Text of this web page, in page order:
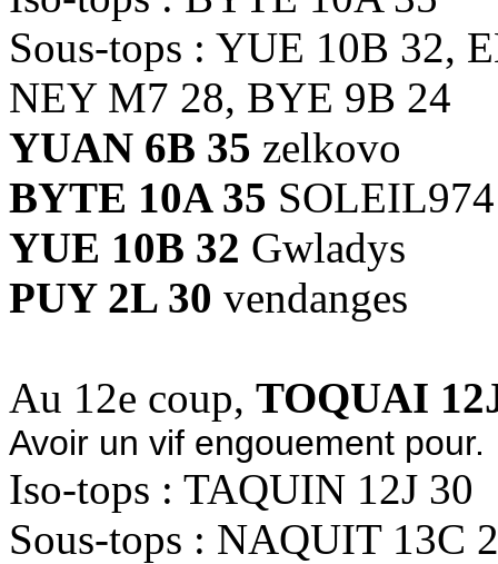
Sous-tops : YUE 10B 32,
NEY M7 28, BYE 9B 24
YUAN 6B 35 zelkovo
BYTE 10A 35 SOLEIL974
YUE 10B 32 Gwladys
PUY 2L 30 vendanges
Au 12e coup, TOQUAI
Avoir un vif engouement pour.
Iso-tops : TAQUIN 12J 30
Sous-tops : NAQUIT 13C